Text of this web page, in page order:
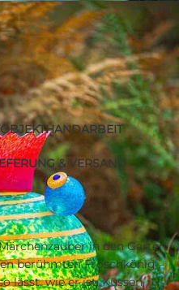
HANDARBEIT
& VERSAND
in den Garten.
berühmten Froschkönig –
lässt, wie er ist. Küssen